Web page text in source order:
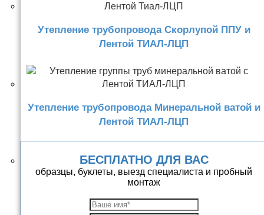
Утепление трубопровода Скорлупой ППУ и
Лентой ТИАЛ-ЛЦП
Утепление трубопровода Минеральной ватой и
Лентой ТИАЛ-ЛЦП
БЕСПЛАТНО ДЛЯ ВАС
образцы, буклеты, выезд специалиста и пробный
монтаж